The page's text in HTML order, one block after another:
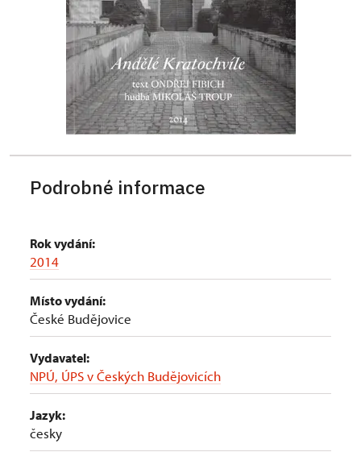
Podrobné informace
Rok vydání:
2014
Místo vydání:
České Budějovice
Vydavatel:
NPÚ, ÚPS v Českých Budějovicích
Jazyk:
česky